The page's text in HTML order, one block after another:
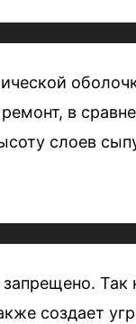
в
слоев
Так
создает